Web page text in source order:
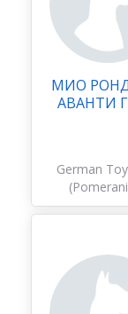
МИО
АВАНТИ
German